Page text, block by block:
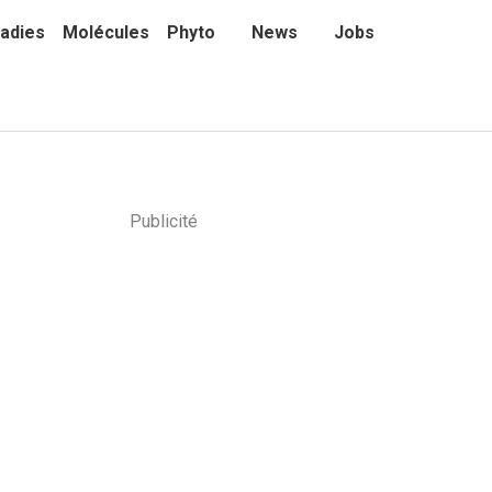
Molécules Phyto News Jobs
Publicité